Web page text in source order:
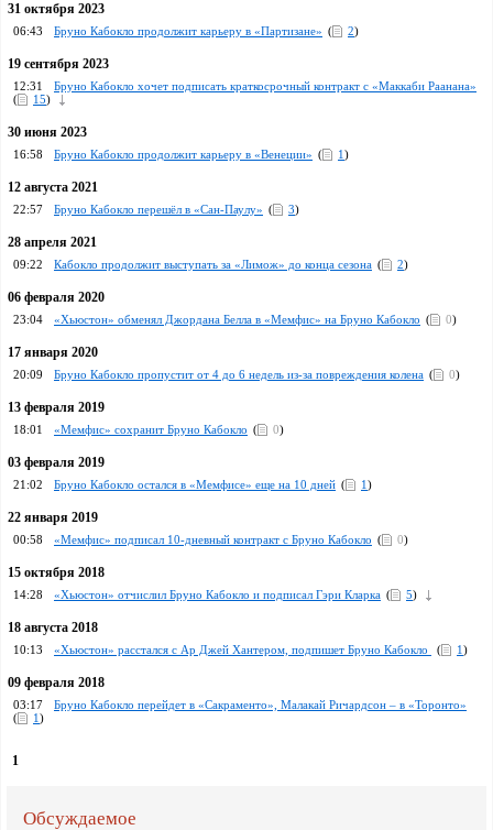
31 октября 2023
06:43 Бруно Кабокло продолжит карьеру в «Партизане» ( 2)
19 сентября 2023
12:31
Бруно Кабокло хочет подписать краткосрочный контракт с «Маккаби Раанана»
(
15)
30 июня 2023
16:58 Бруно Кабокло продолжит карьеру в «Венеции» ( 1)
12 августа 2021
22:57 Бруно Кабокло перешёл в «Сан-Паулу» ( 3)
28 апреля 2021
09:22 Кабокло продолжит выступать за «Лимож» до конца сезона ( 2)
06 февраля 2020
23:04 «Хьюстон» обменял Джордана Белла в «Мемфис» на Бруно Кабокло ( 0)
17 января 2020
20:09 Бруно Кабокло пропустит от 4 до 6 недель из-за повреждения колена ( 0)
13 февраля 2019
18:01 «Мемфис» сохранит Бруно Кабокло ( 0)
03 февраля 2019
21:02 Бруно Кабокло остался в «Мемфисе» еще на 10 дней ( 1)
22 января 2019
00:58 «Мемфис» подписал 10-дневный контракт с Бруно Кабокло ( 0)
15 октября 2018
14:28 «Хьюстон» отчислил Бруно Кабокло и подписал Гэри Кларка ( 5)
18 августа 2018
10:13 «Хьюстон» расстался с Ар Джей Хантером, подпишет Бруно Кабокло ( 1)
09 февраля 2018
03:17
Бруно Кабокло перейдет в «Сакраменто», Малакай Ричардсон – в «Торонто»
(
1)
1
Обсуждаемое